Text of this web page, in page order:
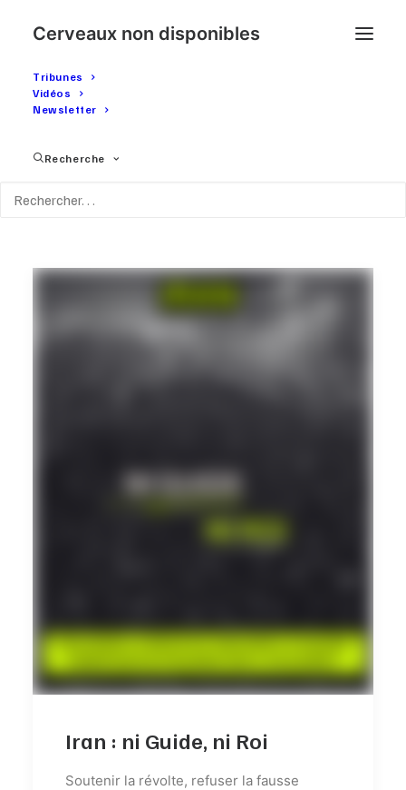
Cerveaux non disponibles
Tribunes
Vidéos
Newsletter
Recherche
Iran : ni Guide, ni Roi
Soutenir la révolte, refuser la fausse